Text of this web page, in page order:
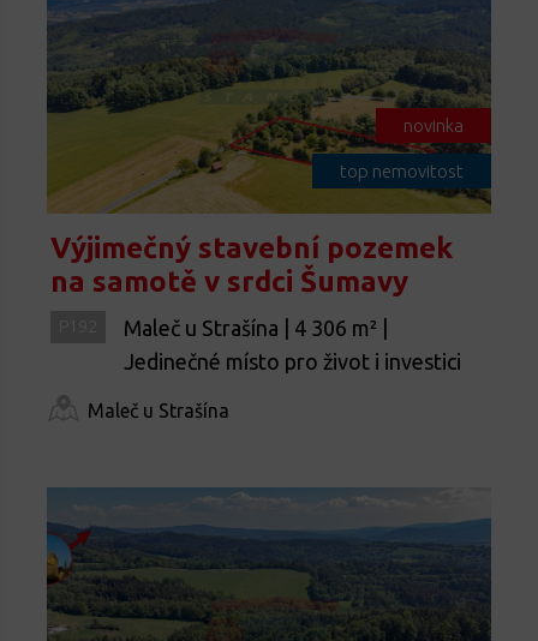
novinka
top nemovitost
Výjimečný stavební pozemek
na samotě v srdci Šumavy
Maleč u Strašína | 4 306 m² |
Jedinečné místo pro život i investici
Maleč u Strašína